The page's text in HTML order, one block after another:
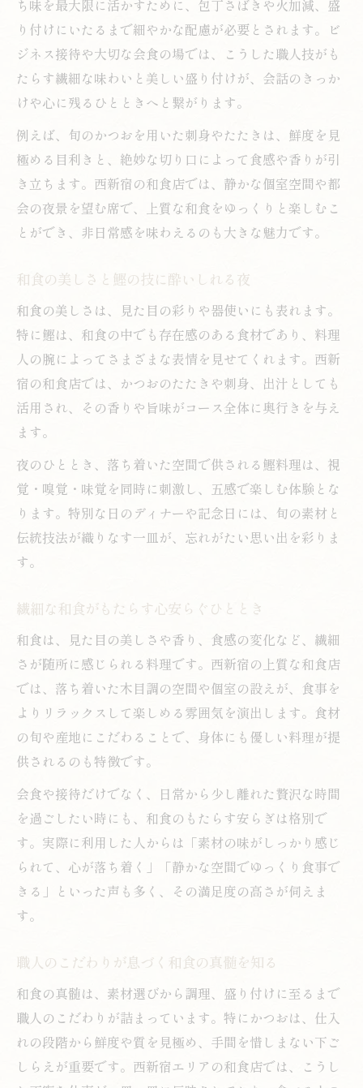
ち味を最大限に活かすために、包丁さばきや火加減、盛
り付けにいたるまで細やかな配慮が必要とされます。ビ
ジネス接待や大切な会食の場では、こうした職人技がも
たらす繊細な味わいと美しい盛り付けが、会話のきっか
けや心に残るひとときへと繋がります。
例えば、旬のかつおを用いた刺身やたたきは、鮮度を見
極める目利きと、絶妙な切り口によって食感や香りが引
き立ちます。西新宿の和食店では、静かな個室空間や都
会の夜景を望む席で、上質な和食をゆっくりと楽しむこ
とができ、非日常感を味わえるのも大きな魅力です。
和食の美しさと鰹の技に酔いしれる夜
和食の美しさは、見た目の彩りや器使いにも表れます。
特に鰹は、和食の中でも存在感のある食材であり、料理
人の腕によってさまざまな表情を見せてくれます。西新
宿の和食店では、かつおのたたきや刺身、出汁としても
活用され、その香りや旨味がコース全体に奥行きを与え
ます。
夜のひととき、落ち着いた空間で供される鰹料理は、視
覚・嗅覚・味覚を同時に刺激し、五感で楽しむ体験とな
ります。特別な日のディナーや記念日には、旬の素材と
伝統技法が織りなす一皿が、忘れがたい思い出を彩りま
す。
繊細な和食がもたらす心安らぐひととき
和食は、見た目の美しさや香り、食感の変化など、繊細
さが随所に感じられる料理です。西新宿の上質な和食店
では、落ち着いた木目調の空間や個室の設えが、食事を
よりリラックスして楽しめる雰囲気を演出します。食材
の旬や産地にこだわることで、身体にも優しい料理が提
供されるのも特徴です。
会食や接待だけでなく、日常から少し離れた贅沢な時間
を過ごしたい時にも、和食のもたらす安らぎは格別で
す。実際に利用した人からは「素材の味がしっかり感じ
られて、心が落ち着く」「静かな空間でゆっくり食事で
きる」といった声も多く、その満足度の高さが伺えま
す。
職人のこだわりが息づく和食の真髄を知る
和食の真髄は、素材選びから調理、盛り付けに至るまで
職人のこだわりが詰まっています。特にかつおは、仕入
れの段階から鮮度や質を見極め、手間を惜しまない下ご
しらえが重要です。西新宿エリアの和食店では、こうし